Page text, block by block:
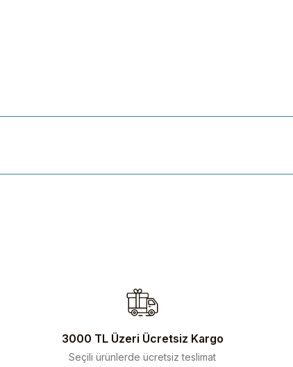
3000 TL Üzeri Ücretsiz Kargo
Seçili ürünlerde ücretsiz teslimat